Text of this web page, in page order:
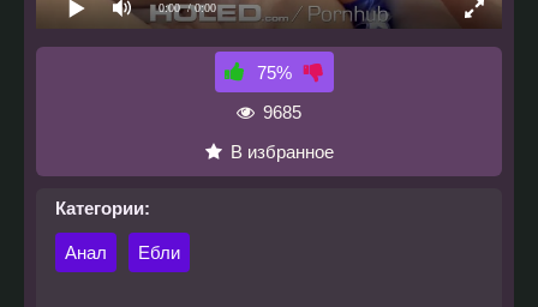
0:00 / 0:00
75%
9685
В избранное
Категории:
Анал Ебли